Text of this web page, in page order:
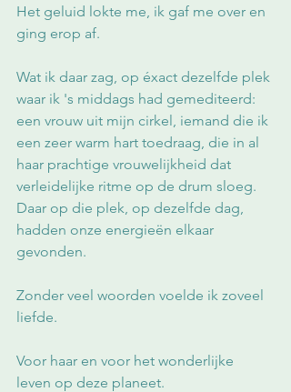
Het geluid lokte me, ik gaf me over en
ging erop af.
Wat ik daar zag, op éxact dezelfde plek
waar ik 's middags had gemediteerd:
een vrouw uit mijn cirkel, iemand die ik
een zeer warm hart toedraag, die in al
haar prachtige vrouwelijkheid dat
verleidelijke ritme op de drum sloeg.
Daar op die plek, op dezelfde dag,
hadden onze energieën elkaar
gevonden.
Zonder veel woorden voelde ik zoveel
liefde.
Voor haar en voor het wonderlijke
leven op deze planeet.